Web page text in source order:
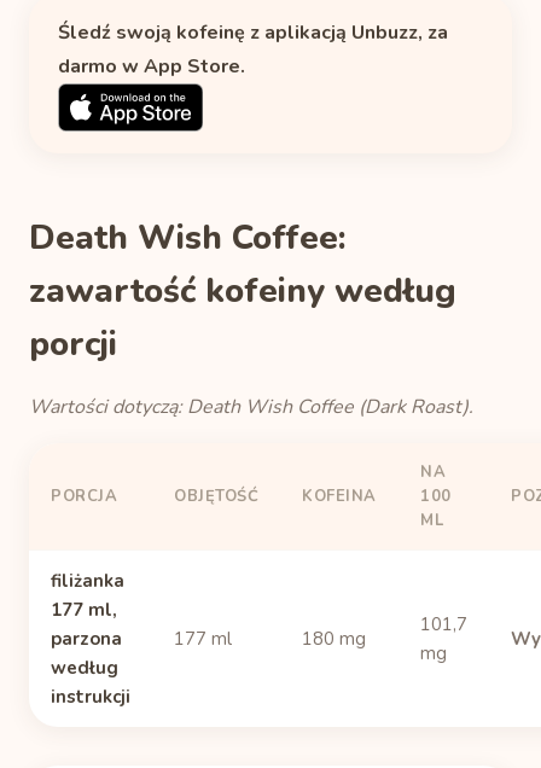
Śledź swoją kofeinę z aplikacją Unbuzz, za
darmo w App Store.
Death Wish Coffee:
zawartość kofeiny według
porcji
Wartości dotyczą: Death Wish Coffee (Dark Roast).
PORCJA OBJĘTOŚĆ KOFEINA
NA
100
ML
filiżanka
177 ml,
parzona
według
instrukcji
177 ml 180 mg
101,7
mg